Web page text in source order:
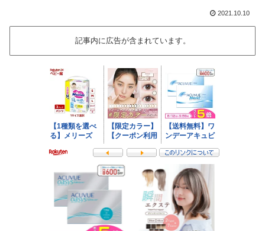
2021.10.10
記事内に広告が含まれています。